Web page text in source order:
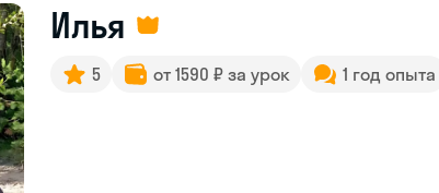
Илья
5 от 1590 ₽ за урок 1 год опыта